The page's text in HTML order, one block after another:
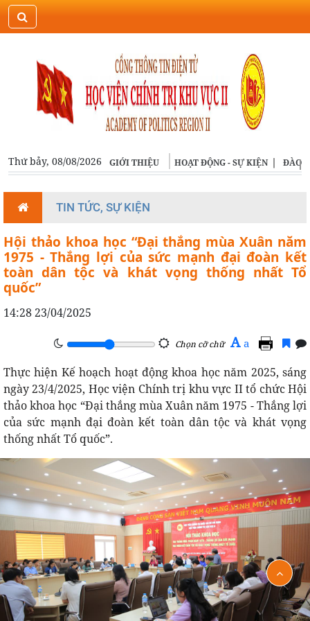
ĐĂNG NHẬP
Thứ bảy, 08/08/2026 GIỚI THIỆU HOẠT ĐỘNG - SỰ KIỆN ĐÀO
TIN TỨC, SỰ KIỆN
Hội thảo khoa học “Đại thắng mùa Xuân năm
1975 - Thắng lợi của sức mạnh đại đoàn kết
toàn dân tộc và khát vọng thống nhất Tổ
quốc”
14:28 23/04/2025
Chọn cỡ chữ A a
Thực hiện Kế hoạch hoạt động khoa học năm 2025, sáng
ngày 23/4/2025, Học viện Chính trị khu vực II tổ chức Hội
thảo khoa học “Đại thắng mùa Xuân năm 1975 - Thắng lợi
của sức mạnh đại đoàn kết toàn dân tộc và khát vọng
thống nhất Tổ quốc”.